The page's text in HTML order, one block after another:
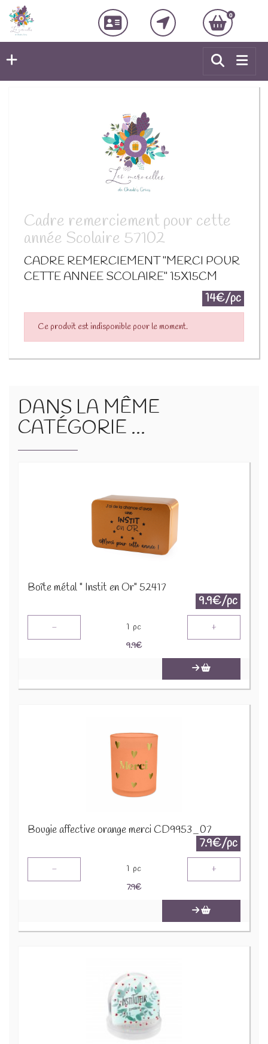
0
Cadre remerciement pour cette
année Scolaire 57102
CADRE REMERCIEMENT "MERCI POUR
CETTE ANNEE SCOLAIRE" 15X15CM
14€/pc
Ce produit est indisponible pour le moment.
DANS LA MÊME
CATÉGORIE ...
Boîte métal " Instit en Or" 52417
9.9€/pc
- 1 pc +
9.9€
Bougie affective orange merci CD9953_07
7.9€/pc
- 1 pc +
7.9€